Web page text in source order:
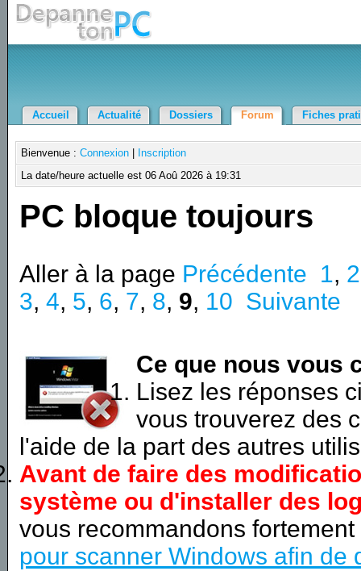
Accueil Actualité Dossiers Forum Fiches
Bienvenue :Connexion
Inscription
La date/heure actuelle est 06 Aoû 2026 à 19:31
PC bloque toujours
Aller à la page Précédente 1, 2
3,4, 5, 6, 7, 8, 9, 10 Suivante
Ce que nous vous
Lisez les réponses
vous trouverez des
l'aide de la part des autres
Avant de faire des
système ou d'installer des
vous recommandons
pour scanner Windows afin de